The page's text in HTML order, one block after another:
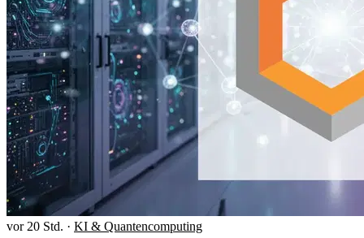
vor 20 Std. · KI & Quantencomputing